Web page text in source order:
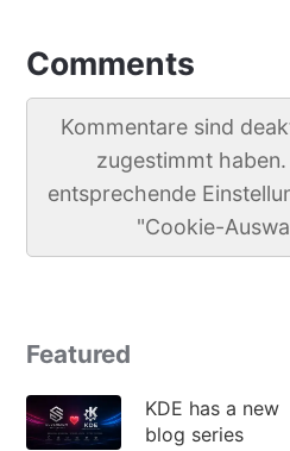
Comments
Kommentare sind
zugestimmt
entsprechende
"Cookie-
Featured
KDE has a new
blog series